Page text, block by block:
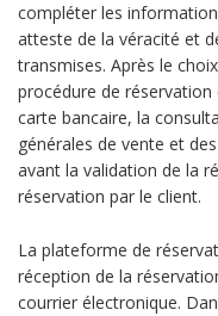
compléter les
atteste de la véracité et
transmises. Après le
procédure de
carte bancaire, la
générales de vente et
avant la validation de la
réservation par le client.
La plateforme de
réception de la
courrier électronique.